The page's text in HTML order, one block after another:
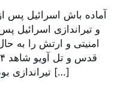
آماده باش اسرائیل پس
و تیراندازی اسرائیل
امنیتی و ارتش را به
تیراندازی بودند که طی آن ۳ کشته و بیش از […]